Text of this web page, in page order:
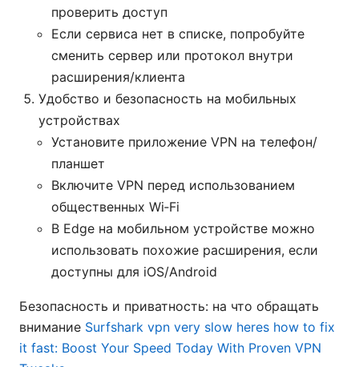
проверить доступ
Если сервиса нет в списке, попробуйте
сменить сервер или протокол внутри
расширения/клиента
Удобство и безопасность на мобильных
устройствах
Установите приложение VPN на телефон/
планшет
Включите VPN перед использованием
общественных Wi‑Fi
В Edge на мобильном устройстве можно
использовать похожие расширения, если
доступны для iOS/Android
Безопасность и приватность: на что обращать
внимание Surfshark vpn very slow heres how to fix
it fast: Boost Your Speed Today With Proven VPN